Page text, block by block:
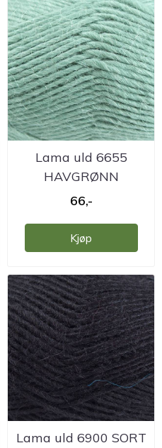
Lama uld 6655
HAVGRØNN
Camarose
66,-
Kjøp
Lama uld 6900 SORT